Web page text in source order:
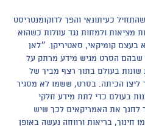
כעיתונאי והפך לדוקומנטריסט
מציאות ולמחות נגד עוולות כשהוא
קומיקאי, סאטיריקן. ״לאן
שבהם הסרט מגיש מידע מרתק על
שונות בעולם בתוך רצף מביך של
ליצן הכיתה. בסרט, ששמו לא מסגיר
בעולם כדי לתת מידע חלקי
לחנך את האמריקאים לכך שיש
חינוך, בריאות ורווחה נעשה באופן